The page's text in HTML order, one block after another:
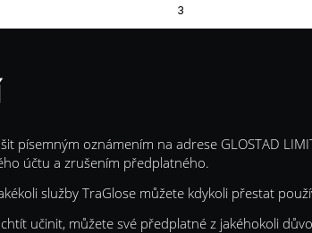
3
písemným oznámením na adrese GLOSTAD
účtu a zrušením předplatného.
služby TraGlose můžete kdykoli přestat
učinit, můžete své předplatné z jakéhokoli